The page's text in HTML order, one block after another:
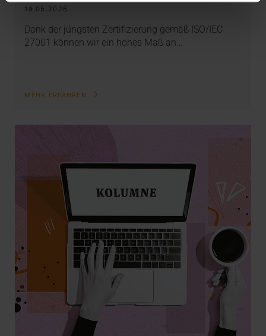
19.05.2026
Dank der jüngsten Zertifizierung gemäß ISO/IEC
27001 können wir ein hohes Maß an…
MEHR ERFAHREN